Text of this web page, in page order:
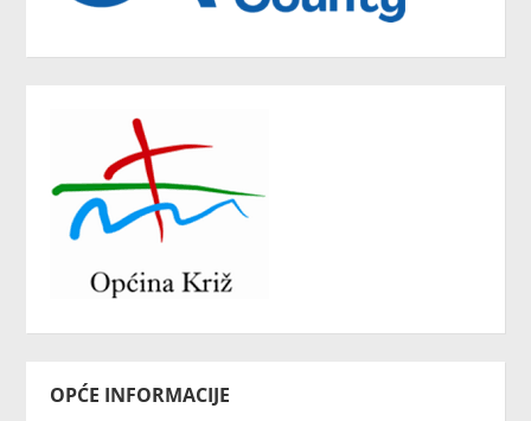
OPĆE INFORMACIJE